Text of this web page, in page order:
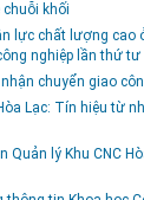
chuỗi khối
lực chất lượng
nghiệp lần thứ tư
chuyển giao
Lạc: Tín hiệu từ
Quản lý Khu CNC